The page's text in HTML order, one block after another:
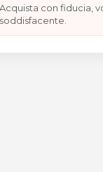
Acquista con fiducia,
soddisfacente.